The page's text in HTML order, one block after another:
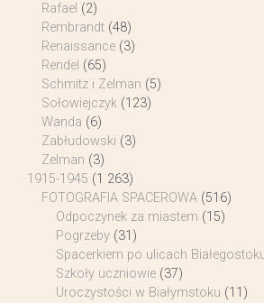
Rafael (2)
Rembrandt (48)
Renaissance (3)
Rendel (65)
Schmitz i Zelman (5)
Sołowiejczyk (123)
Wanda (6)
Zabłudowski (3)
Zelman (3)
1915-1945 (1 263)
FOTOGRAFIA SPACEROWA (516)
Odpoczynek za miastem (15)
Pogrzeby (31)
Spacerkiem po ulicach
Szkoły uczniowie (37)
Uroczystości w Białymstoku (11)